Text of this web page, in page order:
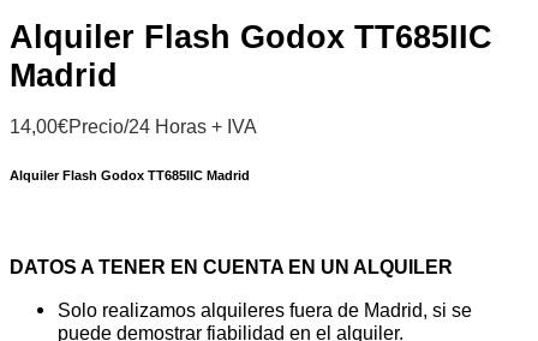
Alquiler Flash Godox TT685IIC
Madrid
14,00€Precio/24 Horas + IVA
Alquiler Flash Godox TT685IIC Madrid
DATOS A TENER EN CUENTA EN UN ALQUILER
Solo realizamos alquileres fuera de Madrid, si se
puede demostrar fiabilidad en el alquiler.